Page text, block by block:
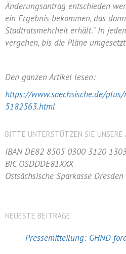
Änderungsantrag entschieden
ein Ergebnis bekommen, das
Stadtratsmehrheit erhält.“ In
vergehen, bis die Pläne
Den ganzen Artikel lesen:
https://www.saechsische.de/
5182563.html
BITTE UNTERSTÜTZEN SIE UNSERE
IBAN DE82 8505 0300 3120
BIC OSDDDE81XXX
Ostsächsische Sparkasse Dresden
NEUESTE BEITRÄGE
Pressemitteilung: GHND